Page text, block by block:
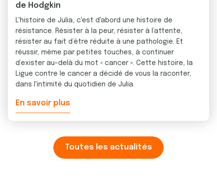
de Hodgkin
L'histoire de Julia, c'est d'abord une histoire de
résistance. Résister à la peur, résister à l’attente,
résister au fait d’être réduite à une pathologie. Et
réussir, même par petites touches, à continuer
d’exister au-delà du mot « cancer ». Cette histoire, la
Ligue contre le cancer a décidé de vous la raconter,
dans l'intimité du quotidien de Julia.
En savoir plus
Toutes les actualités